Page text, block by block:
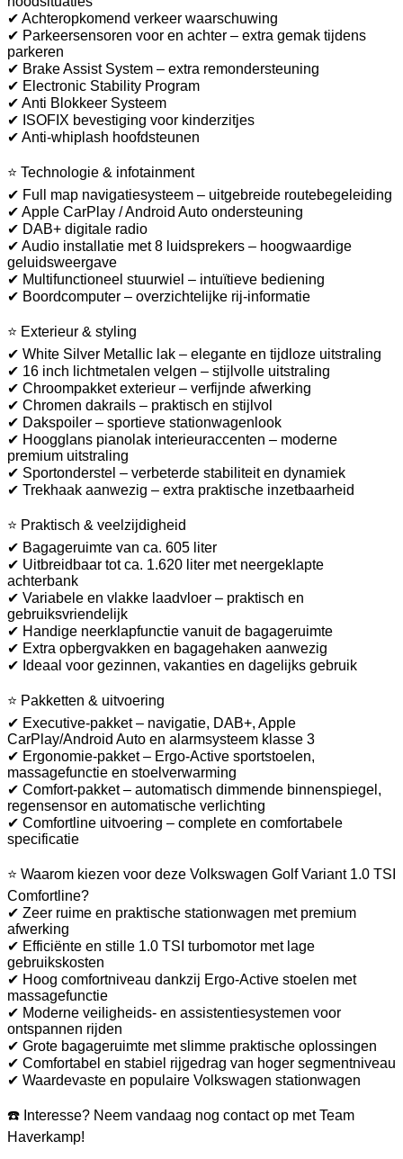
✔ Achteropkomend verkeer waarschuwing
✔ Parkeersensoren voor en achter – extra gemak tijdens
parkeren
✔ Brake Assist System – extra remondersteuning
✔ Electronic Stability Program
✔ Anti Blokkeer Systeem
✔ ISOFIX bevestiging voor kinderzitjes
✔ Anti-whiplash hoofdsteunen
⭐ Technologie & infotainment
✔ Full map navigatiesysteem – uitgebreide routebegeleiding
✔ Apple CarPlay / Android Auto ondersteuning
✔ DAB+ digitale radio
✔ Audio installatie met 8 luidsprekers – hoogwaardige
geluidsweergave
✔ Multifunctioneel stuurwiel – intuïtieve bediening
✔ Boordcomputer – overzichtelijke rij-informatie
⭐ Exterieur & styling
✔ White Silver Metallic lak – elegante en tijdloze uitstraling
✔ 16 inch lichtmetalen velgen – stijlvolle uitstraling
✔ Chroompakket exterieur – verfijnde afwerking
✔ Chromen dakrails – praktisch en stijlvol
✔ Dakspoiler – sportieve stationwagenlook
✔ Hoogglans pianolak interieuraccenten – moderne
premium uitstraling
✔ Sportonderstel – verbeterde stabiliteit en dynamiek
✔ Trekhaak aanwezig – extra praktische inzetbaarheid
⭐ Praktisch & veelzijdigheid
✔ Bagageruimte van ca. 605 liter
✔ Uitbreidbaar tot ca. 1.620 liter met neergeklapte
achterbank
✔ Variabele en vlakke laadvloer – praktisch en
gebruiksvriendelijk
✔ Handige neerklapfunctie vanuit de bagageruimte
✔ Extra opbergvakken en bagagehaken aanwezig
✔ Ideaal voor gezinnen, vakanties en dagelijks gebruik
⭐ Pakketten & uitvoering
✔ Executive-pakket – navigatie, DAB+, Apple
CarPlay/Android Auto en alarmsysteem klasse 3
✔ Ergonomie-pakket – Ergo-Active sportstoelen,
massagefunctie en stoelverwarming
✔ Comfort-pakket – automatisch dimmende binnenspiegel,
regensensor en automatische verlichting
✔ Comfortline uitvoering – complete en comfortabele
specificatie
⭐ Waarom kiezen voor deze Volkswagen Golf Variant 1.0 TSI
Comfortline?
✔ Zeer ruime en praktische stationwagen met premium
afwerking
✔ Efficiënte en stille 1.0 TSI turbomotor met lage
gebruikskosten
✔ Hoog comfortniveau dankzij Ergo-Active stoelen met
massagefunctie
✔ Moderne veiligheids- en assistentiesystemen voor
ontspannen rijden
✔ Grote bagageruimte met slimme praktische oplossingen
✔ Comfortabel en stabiel rijgedrag van hoger segmentniveau
✔ Waardevaste en populaire Volkswagen stationwagen
☎️ Interesse? Neem vandaag nog contact op met Team
Haverkamp!